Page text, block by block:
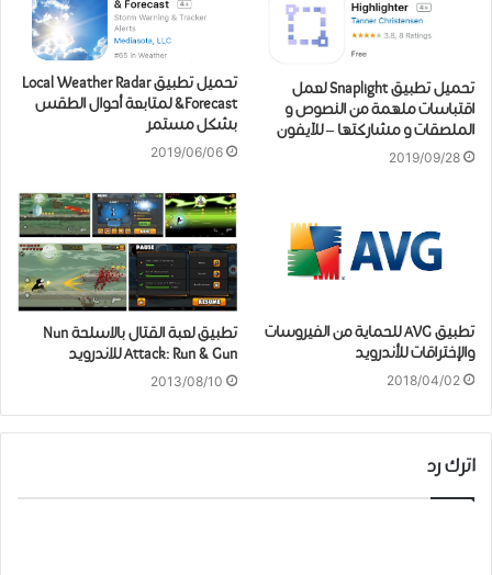
تحميل تطبيق Snaplight لعمل
اقتباسات ملهمة من النصوص و
الملصقات و مشاركتها – للآيفون
2019/09/28
تحميل تطبيق Local Weather Radar
&Forecast لمتابعة أحوال الطقس
بشكل مستمر
2019/06/06
تطبيق AVG للحماية من الفيروسات
والإختراقات للأندرويد
2018/04/02
تطبيق لعبة القتال بالاسلحة Nun
Attack: Run & Gun للاندرويد
2013/08/10
اترك رد